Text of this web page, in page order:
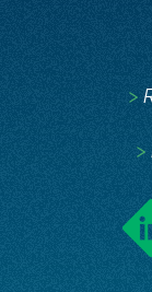
>
>